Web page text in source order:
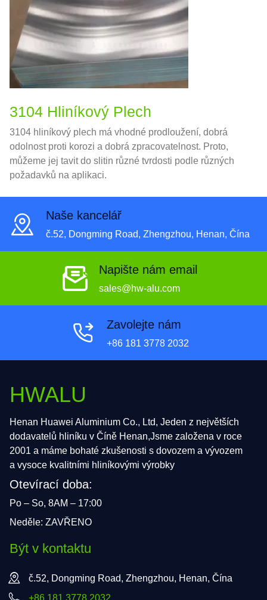
3104 Hliníkový Plech
3104 hliníkový plech má vhodné prodloužení, dobrá
odolnost proti korozi a dobrá zpracovatelnost. Proto,
můžeme jej tavit do slitin různé tvrdosti podle různých
požadavků na aplikaci.
Naše kancelář
č.52, Dongming Road, Zhengzhou, Henan, Čína
Napište nám email
sales@hw-alu.com
Zavolejte nám
+86 181 3778 2032
HWALU
Henan Huawei Aluminium Co., Ltd, Jeden z největších
dodavatelů hliníku v Číně Henan,Jsme založena v roce
2001 a máme bohaté zkušenosti s dovozem a vývozem
a vysoce kvalitními hliníkovými výrobky
Otevírací doba:
Po – So, 8AM – 17:00
Neděle: ZAVŘENO
Být v kontaktu
č.52, Dongming Road, Zhengzhou, Henan, Čína
+86 181 3778 2032